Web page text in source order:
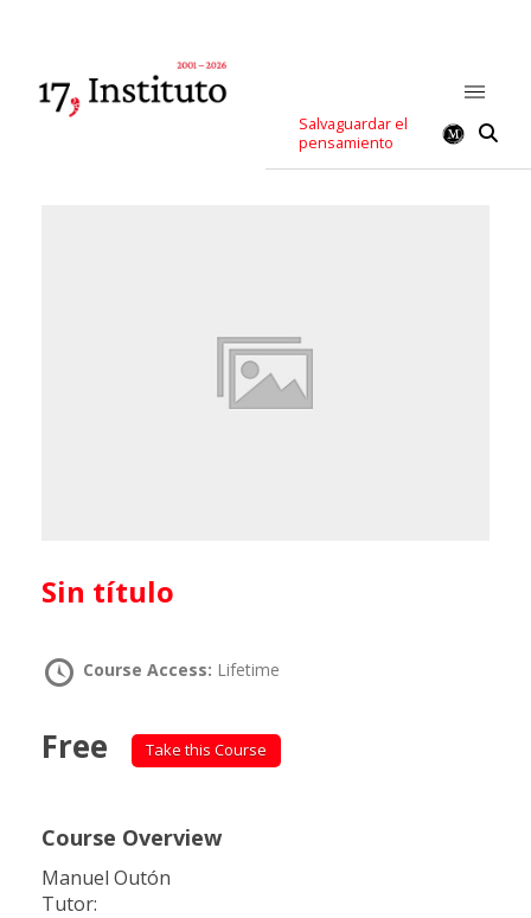
Salvaguardar el
pensamiento
Sin título
Course Access: Lifetime
Free Take this Course
Course Overview
Manuel Outón
Tutor: